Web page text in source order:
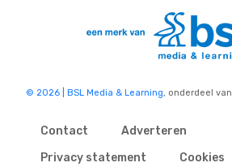
© 2026 | BSL Media & Learning, onderdeel van
Contact
Adverteren
Privacy statement
Cookies